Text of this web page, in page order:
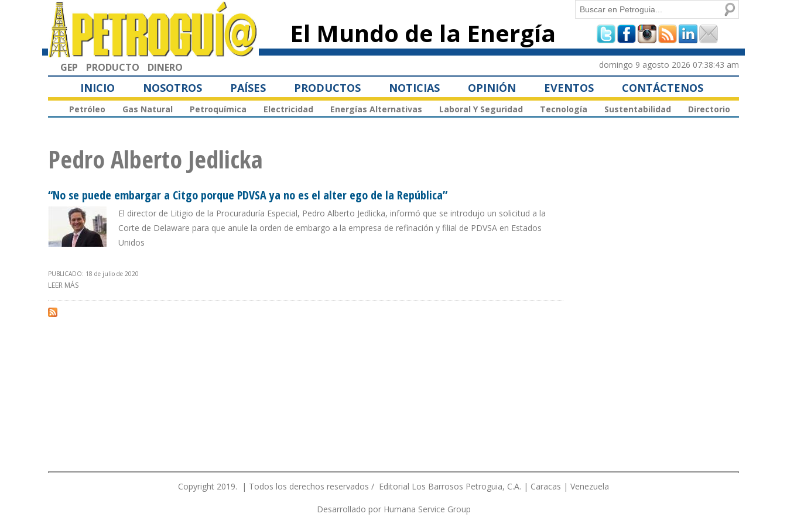
principal
El Mundo de la Energía
Formulario de
búsqueda
Buscar
GEP PRODUCTO DINERO domingo 9 agosto 2026 07:38:43 am
INICIO NOSOTROS PAÍSES PRODUCTOS NOTICIAS OPINIÓN EVENTOS CONTÁCTENOS
Petróleo Gas Natural Petroquímica Electricidad Energías Alternativas Laboral Y Seguridad Tecnología Sustentabilidad Directorio
Pedro Alberto Jedlicka
“No se puede embargar a Citgo porque PDVSA ya no es el alter ego de la República”
El director de Litigio de la Procuraduría Especial, Pedro Alberto Jedlicka, informó que se introdujo un solicitud a la
Corte de Delaware para que anule la orden de embargo a la empresa de refinación y filial de PDVSA en Estados
Unidos
PUBLICADO: 18 de julio de 2020
LEER MÁS
Copyright 2019. | Todos los derechos reservados / Editorial Los Barrosos Petroguia, C.A. | Caracas | Venezuela
Desarrollado por Humana Service Group